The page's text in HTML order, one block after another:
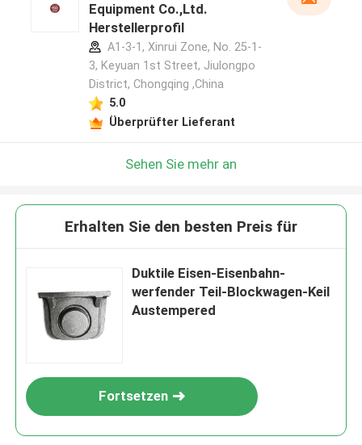
Equipment Co.,Ltd.
Herstellerprofil
A1-3-1, Xinrui Zone, No. 25-1-
3, Keyuan 1st Street, Jiulongpo
District, Chongqing ,China
5.0
Überprüfter Lieferant
Sehen Sie mehr an
Erhalten Sie den besten Preis für
Duktile Eisen-Eisenbahn-
werfender Teil-Blockwagen-Keil
Austempered
Fortsetzen